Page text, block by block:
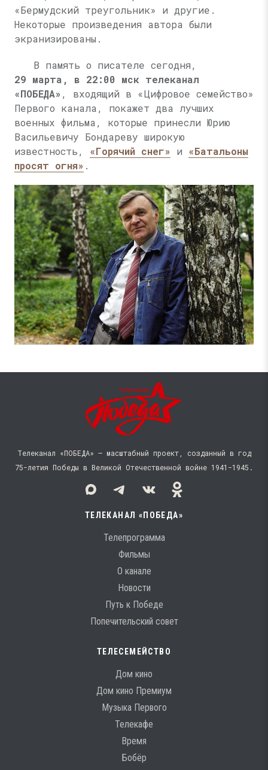
«Бермудский треугольник» и другие.
Некоторые произведения автора были
экранизированы.
В память о писателе сегодня,
29 марта, в 22:00 мск телеканал
«ПОБЕДА», входящий в «Цифровое семейство»
Первого канала, покажет два лучших
военных фильма, которые принесли Юрию
Васильевичу Бондареву широкую
известность, «Горячий снег» и «Батальоны
просят огня» .
Телеканал «ПОБЕДА» — масштабный проект, созданный в год
75-летия Победы в Великой Отечественной войне 1941−1945.
ТЕЛЕКАНАЛ «ПОБЕДА»
Телепрограмма
Фильмы
О канале
Новости
Путь к Победе
Попечительский совет
ТЕЛЕСЕМЕЙСТВО
Дом кино
Дом кино Премиум
Музыка Первого
Телекафе
Время
Бобёр